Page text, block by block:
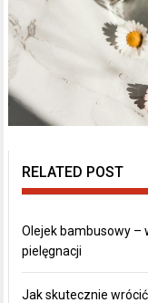
RELATED POST
Olejek bambusowy –
pielęgnacji
Jak skutecznie